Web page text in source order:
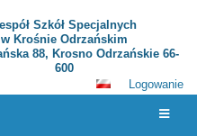
Szkół Specjalnych
w Krośnie Odrzańskim
88, Krosno Odrzańskie 66-
600
Logowanie